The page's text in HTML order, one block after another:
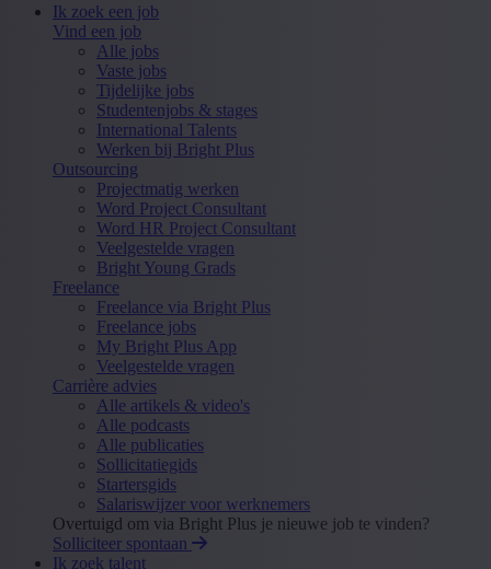
Ik zoek een job
Vind een job
Alle jobs
Vaste jobs
Tijdelijke jobs
Studentenjobs & stages
International Talents
Werken bij Bright Plus
Outsourcing
Projectmatig werken
Word Project Consultant
Word HR Project Consultant
Veelgestelde vragen
Bright Young Grads
Freelance
Freelance via Bright Plus
Freelance jobs
My Bright Plus App
Veelgestelde vragen
Carrière advies
Alle artikels & video's
Alle podcasts
Alle publicaties
Sollicitatiegids
Startersgids
Salariswijzer voor werknemers
Overtuigd om via Bright Plus je nieuwe job te vinden?
Solliciteer spontaan
Ik zoek talent